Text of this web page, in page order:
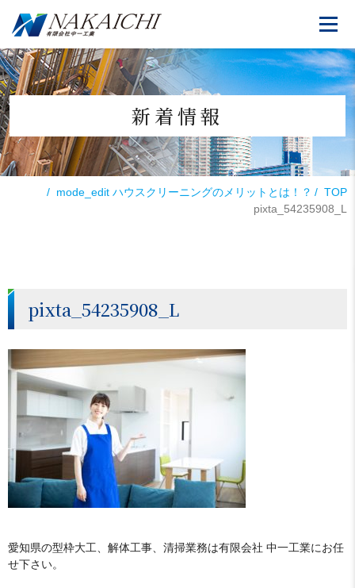
新着情報
TOP
mode_edit ハウスクリーニングのメリットとは！？
pixta_54235908_L
pixta_54235908_L
愛知県の型枠大工、解体工事、清掃業務は有限会社 中一工業にお任
せ下さい。